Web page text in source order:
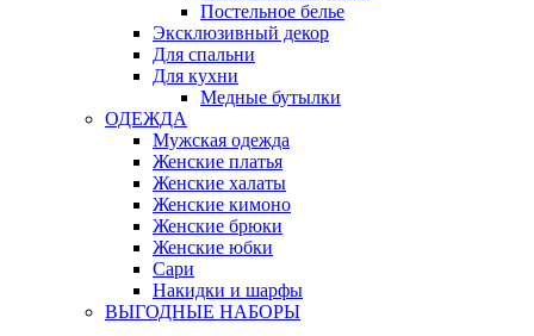
Постельное белье
Эксклюзивный декор
Для спальни
Для кухни
Медные бутылки
ОДЕЖДА
Мужская одежда
Женские платья
Женские халаты
Женские кимоно
Женские брюки
Женские юбки
Сари
Накидки и шарфы
ВЫГОДНЫЕ НАБОРЫ